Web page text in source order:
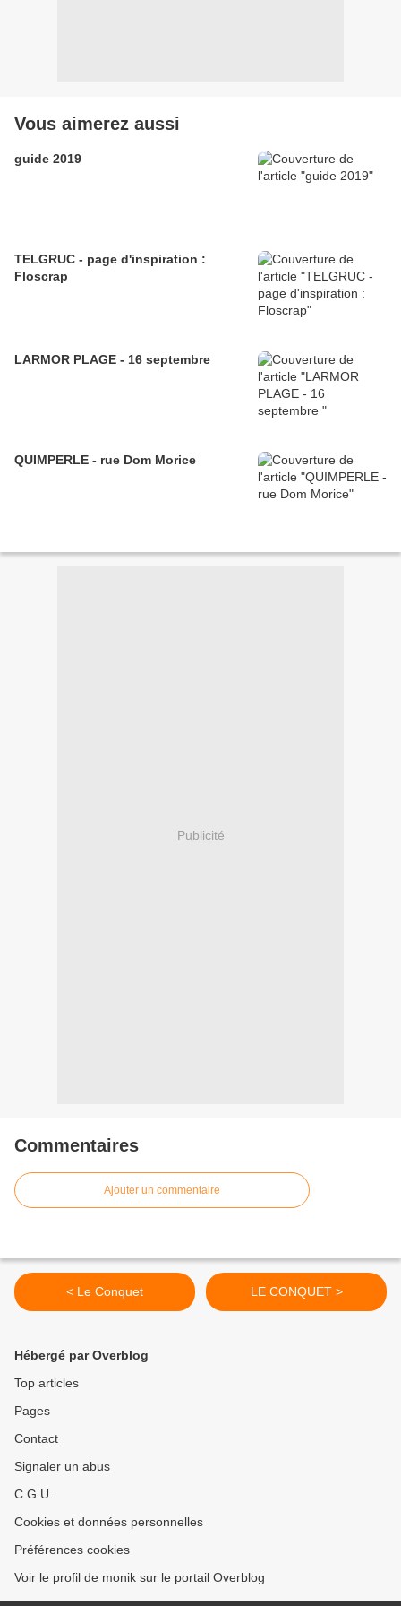
Vous aimerez aussi
guide 2019
TELGRUC - page d'inspiration :
Floscrap
LARMOR PLAGE - 16 septembre
QUIMPERLE - rue Dom Morice
Publicité
Commentaires
Ajouter un commentaire
< Le Conquet LE CONQUET >
Hébergé par Overblog
Top articles
Pages
Contact
Signaler un abus
C.G.U.
Cookies et données personnelles
Préférences cookies
Voir le profil de monik sur le portail Overblog